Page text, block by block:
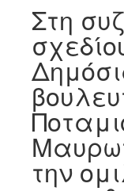
Στη
την